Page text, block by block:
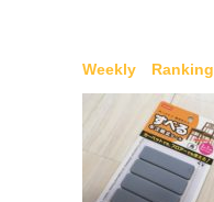
Weekly Ranking